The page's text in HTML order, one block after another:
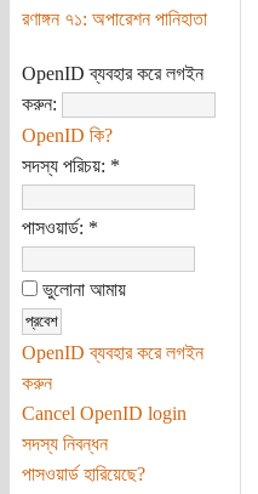
রণাঙ্গন ৭১: অপারেশন পানিহাতা
OpenID ব্যবহার করে লগইন
করুন:
OpenID কি?
সদস্য পরিচয়: *
পাসওয়ার্ড: *
ভুলোনা আমায়
OpenID ব্যবহার করে লগইন
করুন
Cancel OpenID login
সদস্য নিবন্ধন
পাসওয়ার্ড হারিয়েছে?